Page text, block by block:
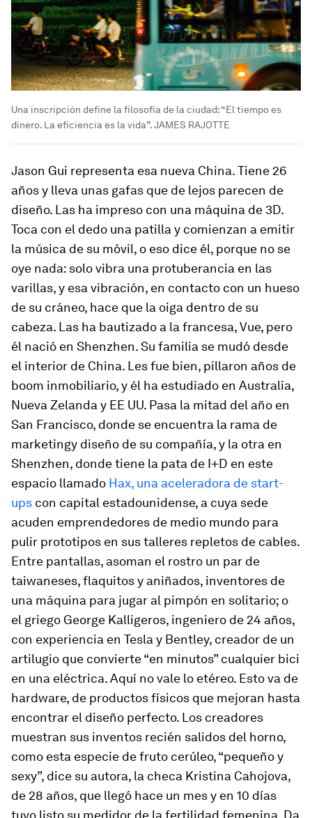
Una inscripción define la filosofía de la ciudad: “El tiempo es
dinero. La eficiencia es la vida”. JAMES RAJOTTE
Jason Gui representa esa nueva China. Tiene 26
años y lleva unas gafas que de lejos parecen de
diseño. Las ha impreso con una máquina de 3D.
Toca con el dedo una patilla y comienzan a emitir
la música de su móvil, o eso dice él, porque no se
oye nada: solo vibra una protuberancia en las
varillas, y esa vibración, en contacto con un hueso
de su cráneo, hace que la oiga dentro de su
cabeza. Las ha bautizado a la francesa, Vue, pero
él nació en Shenzhen. Su familia se mudó desde
el interior de China. Les fue bien, pillaron años de
boom inmobiliario, y él ha estudiado en Australia,
Nueva Zelanda y EE UU. Pasa la mitad del año en
San Francisco, donde se encuentra la rama de
marketingy diseño de su compañía, y la otra en
Shenzhen, donde tiene la pata de I+D en este
espacio llamado Hax, una aceleradora de start-
ups con capital estadounidense, a cuya sede
acuden emprendedores de medio mundo para
pulir prototipos en sus talleres repletos de cables.
Entre pantallas, asoman el rostro un par de
taiwaneses, flaquitos y aniñados, inventores de
una máquina para jugar al pimpón en solitario; o
el griego George Kalligeros, ingeniero de 24 años,
con experiencia en Tesla y Bentley, creador de un
artilugio que convierte “en minutos” cualquier bici
en una eléctrica. Aquí no vale lo etéreo. Esto va de
hardware, de productos físicos que mejoran hasta
encontrar el diseño perfecto. Los creadores
muestran sus inventos recién salidos del horno,
como esta especie de fruto cerúleo, “pequeño y
sexy”, dice su autora, la checa Kristina Cahojova,
de 28 años, que llegó hace un mes y en 10 días
tuvo listo su medidor de la fertilidad femenina. Da